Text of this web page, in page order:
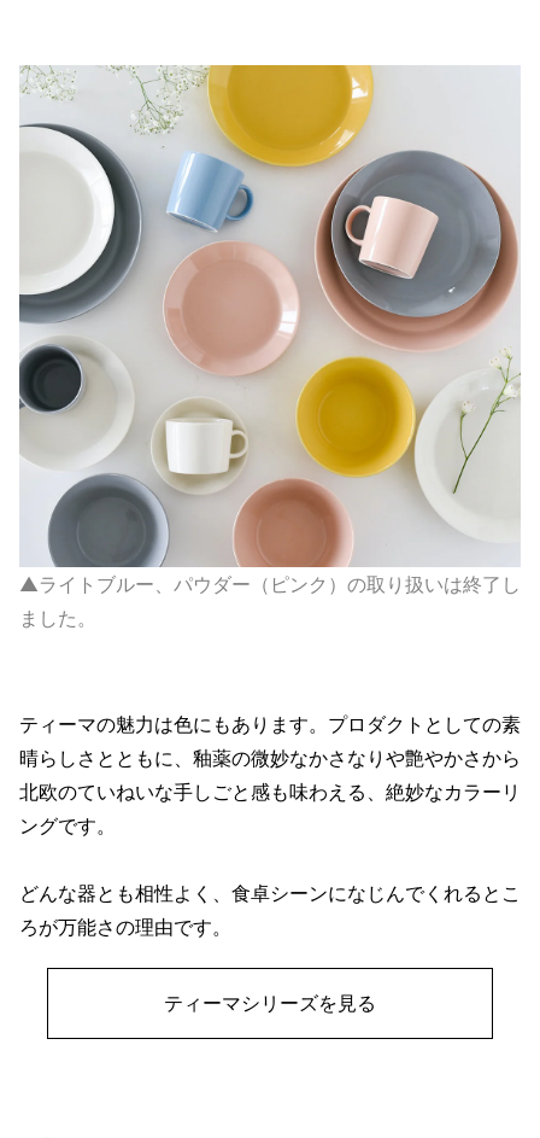
▲ライトブルー、パウダー（ピンク）の取り扱いは終了し
ました。
ティーマの魅力は色にもあります。プロダクトとしての素
晴らしさとともに、釉薬の微妙なかさなりや艶やかさから
北欧のていねいな手しごと感も味わえる、絶妙なカラーリ
ングです。
どんな器とも相性よく、食卓シーンになじんでくれるとこ
ろが万能さの理由です。
ティーマシリーズを見る